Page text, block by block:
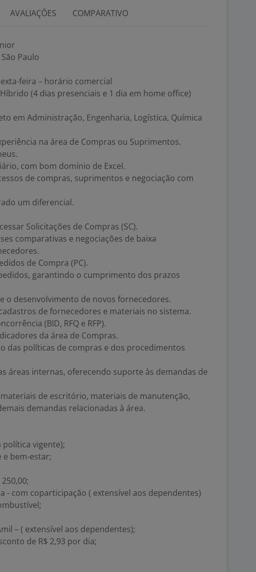
AVALIAÇÕES COMPARATIVO
Paulo
feira – horário comercial
(4 dias presenciais e 1 dia em home office)
em Administração, Engenharia, Logística, Química
na área de Compras ou Suprimentos.
com bom domínio de Excel.
de compras, suprimentos e negociação com
um diferencial.
Solicitações de Compras (SC).
comparativas e negociações de baixa
de Compra (PC).
garantindo o cumprimento dos prazos
o desenvolvimento de novos fornecedores.
de fornecedores e materiais no sistema.
(BID, RFQ e RFP).
da área de Compras.
das políticas de compras e dos procedimentos
áreas internas, oferecendo suporte às demandas de
de escritório, materiais de manutenção,
demandas relacionadas à área.
política vigente);
e bem-estar;
- com coparticipação ( extensível aos dependentes)
– ( extensível aos dependentes);
de R$ 2,93 por dia;